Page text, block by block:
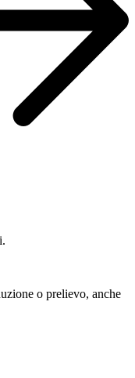
o prelievo, anche